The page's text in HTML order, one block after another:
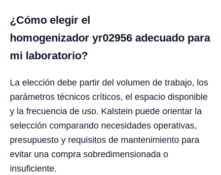
¿Cómo elegir el
homogenizador yr02956 adecuado para
mi laboratorio?
La elección debe partir del volumen de trabajo, los
parámetros técnicos críticos, el espacio disponible
y la frecuencia de uso. Kalstein puede orientar la
selección comparando necesidades operativas,
presupuesto y requisitos de mantenimiento para
evitar una compra sobredimensionada o
insuficiente.